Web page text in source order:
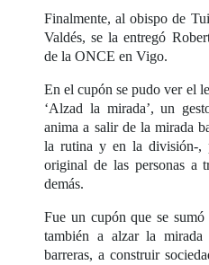
Finalmente, al obispo de
Valdés, se la entregó
de la ONCE en Vigo.
En el cupón se pudo ver el
‘Alzad la mirada’, un
anima a salir de la mirada
la rutina y en la división-,
original de las personas a
demás.
Fue un cupón que se
también a alzar la
barreras, a construir